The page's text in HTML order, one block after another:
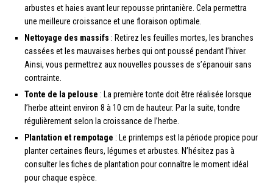
arbustes et haies avant leur repousse printanière. Cela permettra
une meilleure croissance et une floraison optimale.
Nettoyage des massifs : Retirez les feuilles mortes, les branches
cassées et les mauvaises herbes qui ont poussé pendant l’hiver.
Ainsi, vous permettrez aux nouvelles pousses de s’épanouir sans
contrainte.
Tonte de la pelouse : La première tonte doit être réalisée lorsque
l’herbe atteint environ 8 à 10 cm de hauteur. Par la suite, tondre
régulièrement selon la croissance de l’herbe.
Plantation et rempotage : Le printemps est la période propice pour
planter certaines fleurs, légumes et arbustes. N’hésitez pas à
consulter les fiches de plantation pour connaître le moment idéal
pour chaque espèce.